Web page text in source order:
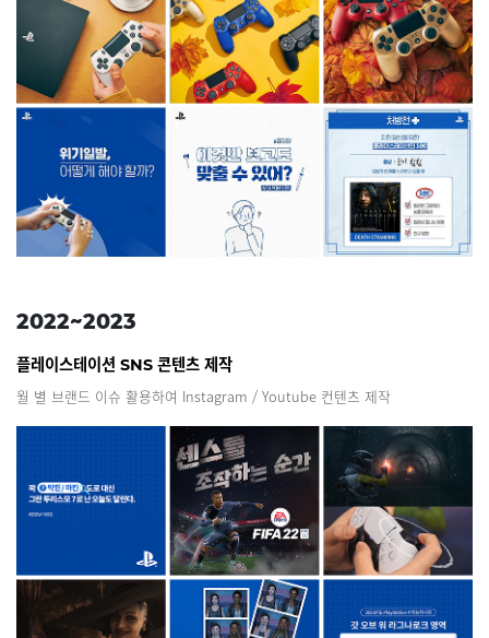
2022~2023
플레이스테이션 SNS 콘텐츠 제작
월 별 브랜드 이슈 활용하여 Instagram / Youtube 컨텐츠 제작